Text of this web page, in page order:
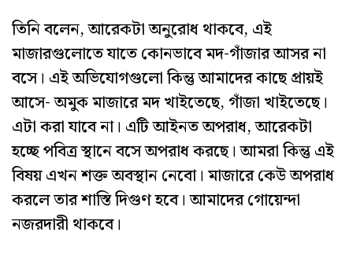
তিনি বলেন, আরেকটা অনুরোধ থাকবে, এই
মাজারগুলোতে যাতে কোনভাবে মদ-গাঁজার আসর না
বসে। এই অভিযোগগুলো কিন্তু আমাদের কাছে প্রায়ই
আসে- অমুক মাজারে মদ খাইতেছে, গাঁজা খাইতেছে।
এটা করা যাবে না। এটি আইনত অপরাধ, আরেকটা
হচ্ছে পবিত্র স্থানে বসে অপরাধ করছে। আমরা কিন্তু এই
বিষয় এখন শক্ত অবস্থান নেবো। মাজারে কেউ অপরাধ
করলে তার শাস্তি দিগুণ হবে। আমাদের গোয়েন্দা
নজরদারী থাকবে।